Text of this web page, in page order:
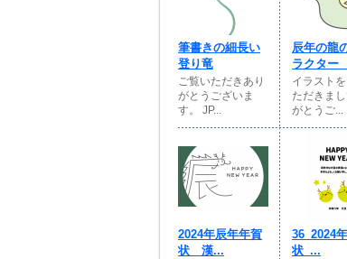
筆書きの細長い
登り竜
ご覧いただきあり
がとうございま
す。 JP...
辰年の龍
ラクタ
イラスト
ただきま
がとうご...
2024年辰年年賀
状 漢...
36_2024
状_...